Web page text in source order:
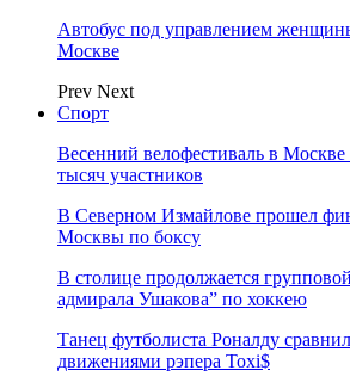
Автобус под управлением
Москве
Prev Next
Спорт
Весенний велофестиваль в Москве
тысяч участников
В Северном Измайлове прошел
Москвы по боксу
В столице продолжается
адмирала Ушакова” по хоккею
Танец футболиста Роналду
движениями рэпера Toxi$